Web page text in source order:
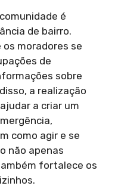
é
de bairro.
moradores se
de
sobre
a realização
a criar um
como agir e se
não apenas
fortalece os